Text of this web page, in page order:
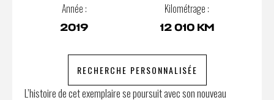
Année :
2019
Kilométrage :
12 010 KM
RECHERCHE PERSONNALISÉE
L’histoire de cet exemplaire se poursuit avec son nouveau